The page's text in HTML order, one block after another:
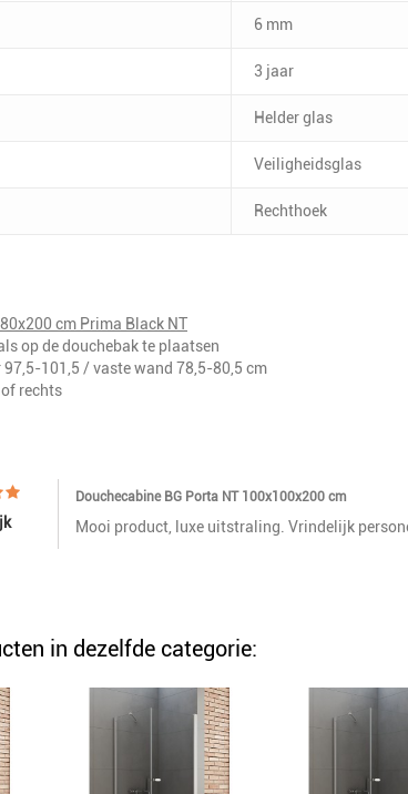
6 mm
3 jaar
Helder glas
Veiligheidsglas
Rechthoek
cm Prima Black NT
op de douchebak te plaatsen
97,5-101,5 / vaste wand 78,5-80,5 cm
rechts
Douchecabine BG Porta NT 100x100x200 cm
Mooi product, luxe uitstraling. Vrindelijk
in dezelfde categorie: